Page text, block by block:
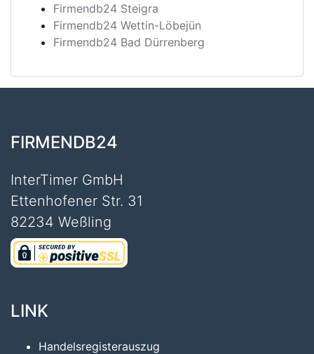
Firmendb24 Steigra
Firmendb24 Wettin-Löbejün
Firmendb24 Bad Dürrenberg
FIRMENDB24
InterTimer GmbH
Ettenhofener Str. 31
82234 Weßling
LINK
Handelsregisterauszug